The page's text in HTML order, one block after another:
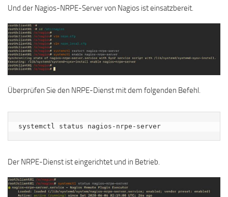
Und der Nagios-NRPE-Server von Nagios ist einsatzbereit.
Überprüfen Sie den NRPE-Dienst mit dem folgenden Befehl.
systemctl status nagios-nrpe-server
Der NRPE-Dienst ist eingerichtet und in Betrieb.